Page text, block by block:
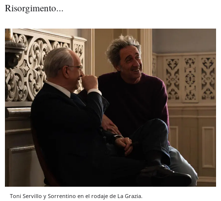
Risorgimento...
Toni Servillo y Sorrentino en el rodaje de La Grazia.